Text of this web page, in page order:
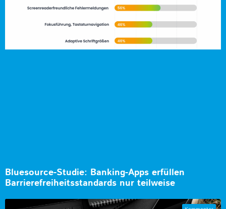
Bluesource-Studie: Banking-Apps erfüllen
Barrierefreiheitsstandards nur teilweise